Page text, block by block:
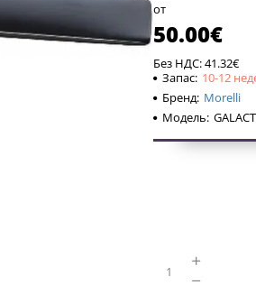
от
50.00€
Без НДС: 41.32€
Запас: 10-12
Бренд: Morelli
Модель: